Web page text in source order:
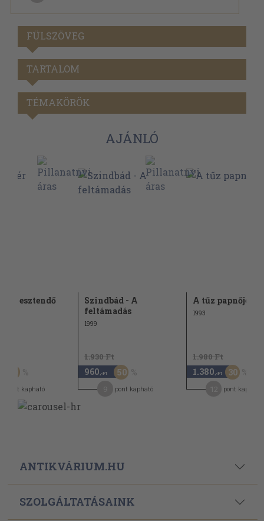
FÜLSZÖVEG
TARTALOM
TÉMAKÖRÖK
AJÁNLÓ
esztendő
50
pont kapható
Szindbád - A
feltámadás
1999
1.930 Ft
960 ,-Ft 50
pont kapható
A tűz papnője
1993
1.980 Ft
1.380 ,-Ft 30
pont kapható
ANTIKVÁRIUM.HU
SZOLGÁLTATÁSAINK